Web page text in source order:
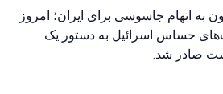
به اتهام جاسوسی برای ایران؛ امروز
حساس اسرائیل به دستور یک
صادر شد.